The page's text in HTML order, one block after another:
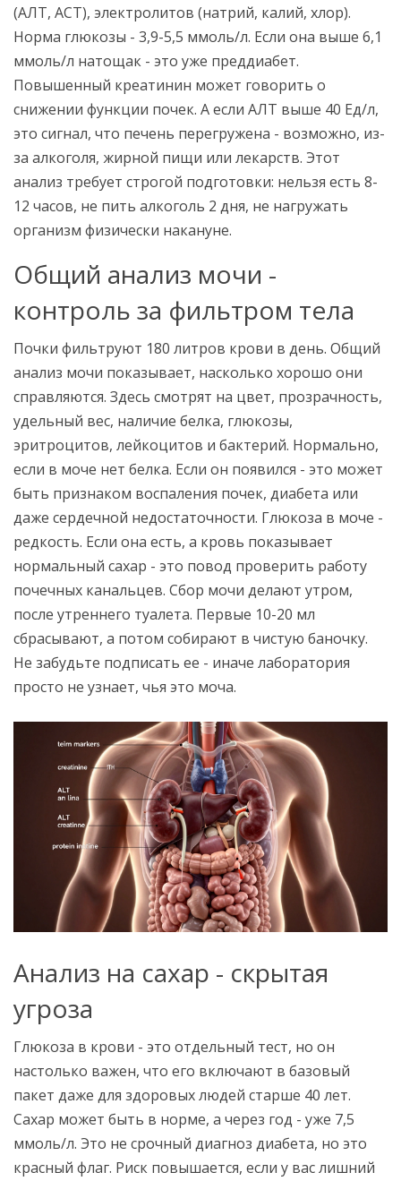
(АЛТ, АСТ), электролитов (натрий, калий, хлор).
Норма глюкозы - 3,9-5,5 ммоль/л. Если она выше 6,1
ммоль/л натощак - это уже преддиабет.
Повышенный креатинин может говорить о
снижении функции почек. А если АЛТ выше 40 Ед/л,
это сигнал, что печень перегружена - возможно, из-
за алкоголя, жирной пищи или лекарств. Этот
анализ требует строгой подготовки: нельзя есть 8-
12 часов, не пить алкоголь 2 дня, не нагружать
организм физически накануне.
Общий анализ мочи -
контроль за фильтром тела
Почки фильтруют 180 литров крови в день. Общий
анализ мочи показывает, насколько хорошо они
справляются. Здесь смотрят на цвет, прозрачность,
удельный вес, наличие белка, глюкозы,
эритроцитов, лейкоцитов и бактерий. Нормально,
если в моче нет белка. Если он появился - это может
быть признаком воспаления почек, диабета или
даже сердечной недостаточности. Глюкоза в моче -
редкость. Если она есть, а кровь показывает
нормальный сахар - это повод проверить работу
почечных канальцев. Сбор мочи делают утром,
после утреннего туалета. Первые 10-20 мл
сбрасывают, а потом собирают в чистую баночку.
Не забудьте подписать ее - иначе лаборатория
просто не узнает, чья это моча.
Анализ на сахар - скрытая
угроза
Глюкоза в крови - это отдельный тест, но он
настолько важен, что его включают в базовый
пакет даже для здоровых людей старше 40 лет.
Сахар может быть в норме, а через год - уже 7,5
ммоль/л. Это не срочный диагноз диабета, но это
красный флаг. Риск повышается, если у вас лишний